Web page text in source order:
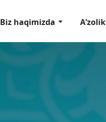
Biz haqimizda Aʼzolik